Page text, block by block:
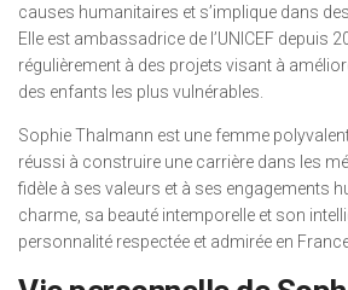
causes humanitaires et s’implique dans
Elle est ambassadrice de l’UNICEF depuis
régulièrement à des projets visant à
des enfants les plus vulnérables.
Sophie Thalmann est une femme
réussi à construire une carrière dans les
fidèle à ses valeurs et à ses engagements
charme, sa beauté intemporelle et son
personnalité respectée et admirée en